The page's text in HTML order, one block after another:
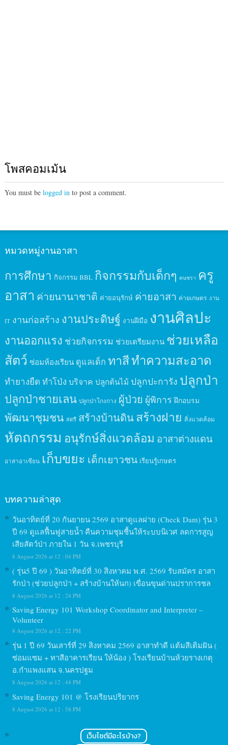
โพสคอมเม้น
You must be logged into post a comment.
หมวดหมู่งานอาสา
การศึกษา กิจกรรม BBL กิจกรรมกับเด็กๆ คนชรา ครู
อาสา ค่ายนานาชาติ ค่ายอนุรักษ์ ค่ายอาสา ค่ายเกษตร งาน
IT งานก่อสร้าง งานประดิษฐ์ งานฝีมือ งานศิลปะ
งานออกแรง ช่วยกิจกรรม ช่วยเตรียมงาน ช่วยเหลือ
สัตว์ ซ่อมห้องเรียน ดูแลเด็ก ทาสีทำความสะอาด
ทำยางยืด ทำโป่ง บริจาค ปลูกต้นไม้ ปลูกปะการัง ปลูกป่า
ปลูกป่าชายเลน ปลูกป่าโกงกาง ผู้ป่วย ผู้พิการ ฝึกอบรม
พัฒนาชุมชน สตรี สร้างบ้านดินสร้างฝาย สิ่งแวดล้อม
หัตถกรรม อนุรักษ์สิ่งแวดล้อม อาสาต่างแดน
อาสาอาเซียน เก็บขยะ เด็กเยาวชน เรียนรู้เกษตร
บทความล่าสุด
วันอาทิตย์ที่ 20 กันยายน 2569 อาสาดูแลฝาย (Check Dam) รุ่น 3
ปี 69 ดูแลฟื้นฟูสายน้ำ คืนความชุมชื้นให้ระบบนิเวศ ลดการสูญ
เสียสัตว์ป่า ภายใน 1 วัน จ.เพชรบุรี
8 August 2026 at 12 : 04 PM
( รุ่น5 ปี 69 ) วันอาทิตย์ที่ 30 สิงหาคม พ.ศ. 2569 รับสมัคร อาสา
รักป่า (ช่วยปลูกป่า + สร้างบ้านให้นก) เขื่อนขุนด่านปราการชล
8 August 2026 at 12 : 24 PM
Saving Energy 101 Workshop Coordinator and Interpreter –
Volunteer
8 August 2026 at 12 : 22 PM
รุ่น 1 ปี 69 วันเสาร์ที่ 29 สิงหาคม 2569 อาสาทำดี แต้มสีเติมฝัน (
ซ่อมแซม + ทาสีอาคารเรียน ให้น้อง ) โรงเรียนบ้านห้วยรางเกตุ
อ.กำแพงแสน จ.นครปฐม
8 August 2026 at 12 : 44 PM
Saving Energy 101 @ โรงเรียนปริยากร
8 August 2026 at 12 : 58 PM
เว็บไซต์มีอะไรบ้าง?